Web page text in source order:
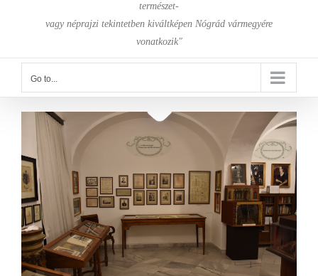
természet-
vagy néprajzi tekintetben kiváltképen Nógrád vármegyére
vonatkozik"
Go to...